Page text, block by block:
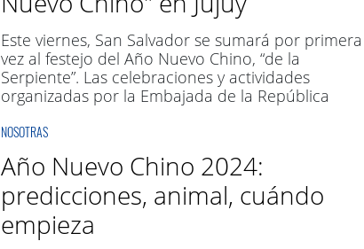
Este viernes, San Salvador se sumará por primera
vez al festejo del Año Nuevo Chino, “de la
Serpiente”. Las celebraciones y actividades
organizadas por la Embajada de la República
NOSOTRAS
Año Nuevo Chino 2024:
predicciones, animal, cuándo
empieza